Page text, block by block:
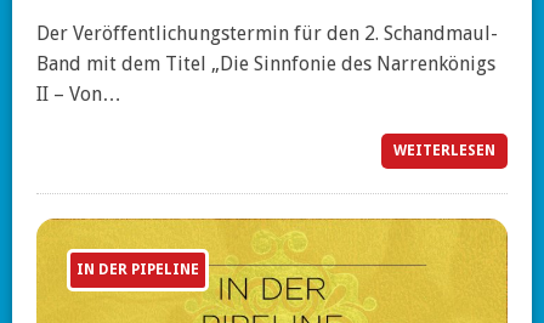
Der Veröffentlichungstermin für den 2. Schandmaul-
Band mit dem Titel „Die Sinnfonie des Narrenkönigs
II – Von…
WEITERLESEN
IN DER PIPELINE